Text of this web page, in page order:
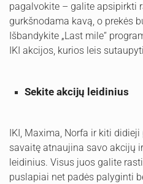
pagalvokite – galite apsipirkti
gurkšnodama kavą, o prekės
Išbandykite „Last mile“
IKI akcijos, kurios leis
Sekite akcijų leidinius
IKI, Maxima, Norfa ir kiti
savaitę atnaujina savo akcijų
leidinius. Visus juos galite
puslapiai net padės palyginti